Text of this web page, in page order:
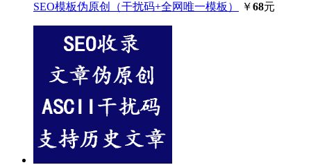
SEO模板伪原创（干扰码+全网唯一模板） ￥68元